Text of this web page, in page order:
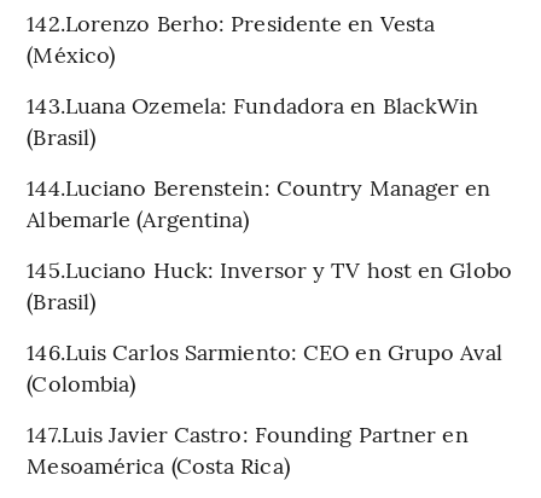
142.Lorenzo Berho: Presidente en Vesta
(México)
143.Luana Ozemela: Fundadora en BlackWin
(Brasil)
144.Luciano Berenstein: Country Manager en
Albemarle (Argentina)
145.Luciano Huck: Inversor y TV host en Globo
(Brasil)
146.Luis Carlos Sarmiento: CEO en Grupo Aval
(Colombia)
147.Luis Javier Castro: Founding Partner en
Mesoamérica (Costa Rica)